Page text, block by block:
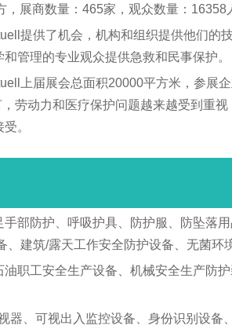
展商数量：465家，观众数量：16358
提供了机会，机构和组织提供他们的
管理的专业观众提供急救和民事保护。
上届展会总面积20000平方米，参展
劳动力和医疗保护问题越来越受到重
。
部防护、呼吸护具、防护服、防坠落
建筑/露天工作安全防护设备、无菌
职工安全生产设备、机械安全生产防
、可视出入监控设备、身份识别设